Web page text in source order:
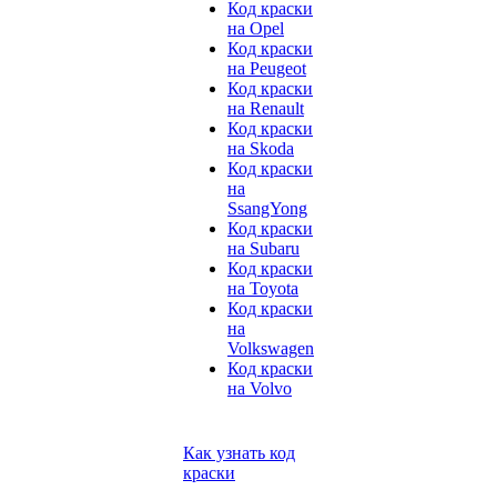
Код краски
на Opel
Код краски
на Peugeot
Код краски
на Renault
Код краски
на Skoda
Код краски
на
SsangYong
Код краски
на Subaru
Код краски
на Toyota
Код краски
на
Volkswagen
Код краски
на Volvo
Как узнать код
краски